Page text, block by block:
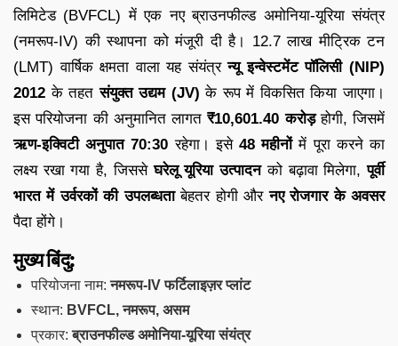
लिमिटेड (BVFCL) में एक नए ब्राउनफील्ड अमोनिया-यूरिया संयंत्र
(नमरूप-IV) की स्थापना को मंजूरी दी है। 12.7 लाख मीट्रिक टन
(LMT) वार्षिक क्षमता वाला यह संयंत्रन्यू इन्वेस्टमेंट पॉलिसी (NIP)
2012 के तहतसंयुक्त उद्यम (JV) के रूप में विकसित किया जाएगा।
इस परियोजना की अनुमानित लागत₹10,601.40 करोड़होगी, जिसमें
ऋण-इक्विटी अनुपात 70:30 रहेगा। इसे48 महीनोंमें पूरा करने का
लक्ष्य रखा गया है, जिससेघरेलू यूरिया उत्पादनको बढ़ावा मिलेगा,पूर्वी
भारत में उर्वरकों की उपलब्धताबेहतर होगी औरनए रोजगार के अवसर
पैदा होंगे।
मुख्य बिंदु:
परियोजना नाम:नमरूप-IV फर्टिलाइज़र प्लांट
स्थान: BVFCL, नमरूप, असम
प्रकार:ब्राउनफील्ड अमोनिया-यूरिया संयंत्र